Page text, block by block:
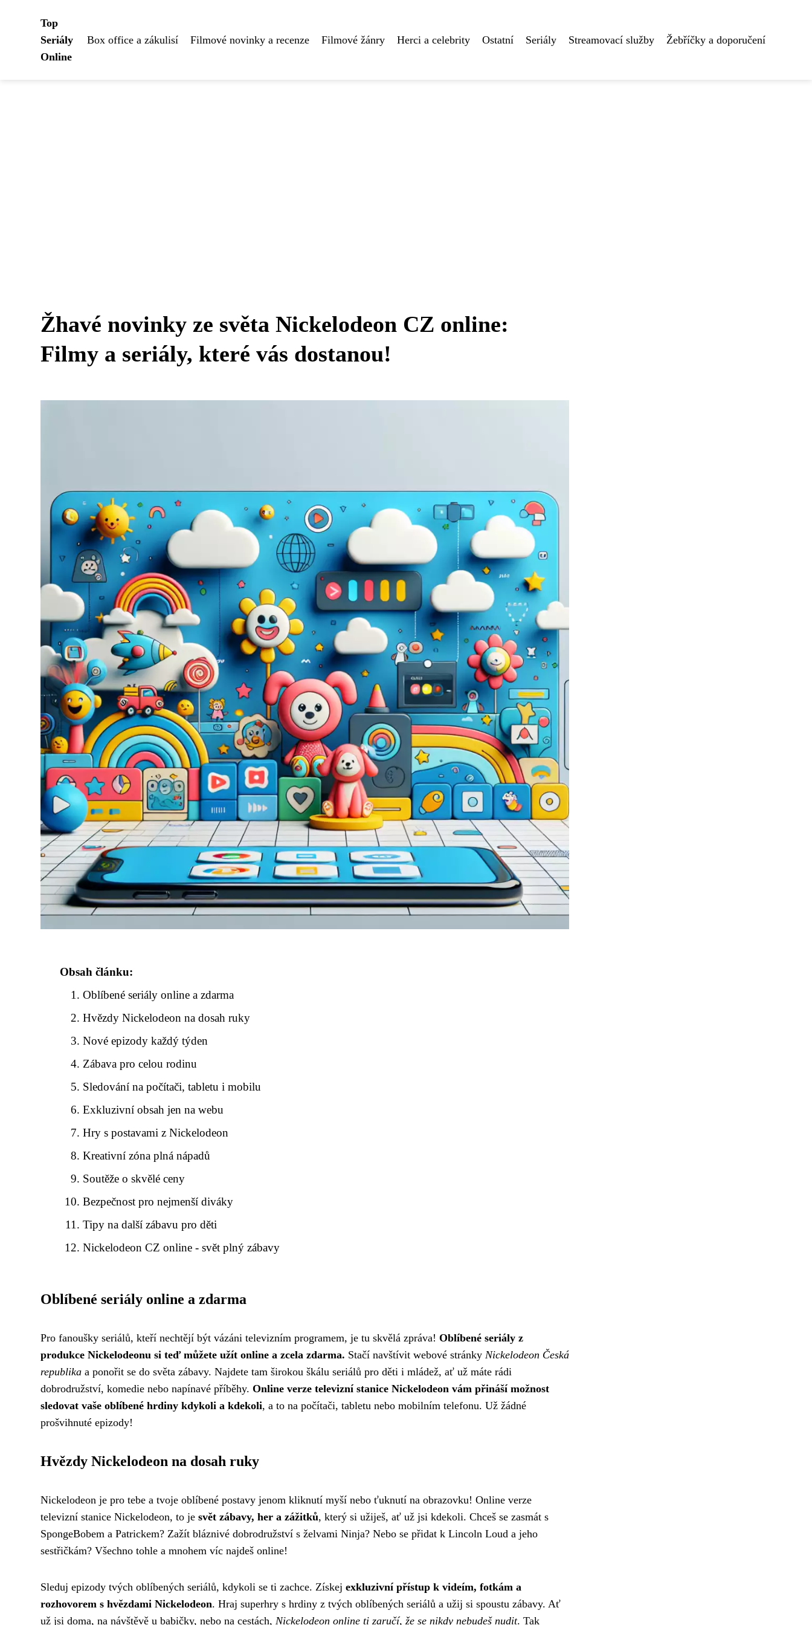
Top
Seriály
Online
Box office a zákulisí Filmové novinky a recenze Filmové žánry Herci a celebrity Ostatní Seriály Streamovací služby Žebříčky a doporučení
Žhavé novinky ze světa Nickelodeon CZ online:
Filmy a seriály, které vás dostanou!
Obsah článku:
Oblíbené seriály online a zdarma
Hvězdy Nickelodeon na dosah ruky
Nové epizody každý týden
Zábava pro celou rodinu
Sledování na počítači, tabletu i mobilu
Exkluzivní obsah jen na webu
Hry s postavami z Nickelodeon
Kreativní zóna plná nápadů
Soutěže o skvělé ceny
Bezpečnost pro nejmenší diváky
Tipy na další zábavu pro děti
Nickelodeon CZ online - svět plný zábavy
Oblíbené seriály online a zdarma
Pro fanoušky seriálů, kteří nechtějí být vázáni televizním programem, je tu skvělá zpráva! Oblíbené seriály z
produkce Nickelodeonu si teď můžete užít online a zcela zdarma. Stačí navštívit webové stránky Nickelodeon Česká
republika a ponořit se do světa zábavy. Najdete tam širokou škálu seriálů pro děti i mládež, ať už máte rádi
dobrodružství, komedie nebo napínavé příběhy. Online verze televizní stanice Nickelodeon vám přináší možnost
sledovat vaše oblíbené hrdiny kdykoli a kdekoli, a to na počítači, tabletu nebo mobilním telefonu. Už žádné
prošvihnuté epizody!
Hvězdy Nickelodeon na dosah ruky
Nickelodeon je pro tebe a tvoje oblíbené postavy jenom kliknutí myší nebo ťuknutí na obrazovku! Online verze
televizní stanice Nickelodeon, to je svět zábavy, her a zážitků, který si užiješ, ať už jsi kdekoli. Chceš se zasmát s
SpongeBobem a Patrickem? Zažít bláznivé dobrodružství s želvami Ninja? Nebo se přidat k Lincoln Loud a jeho
sestřičkám? Všechno tohle a mnohem víc najdeš online!
Sleduj epizody tvých oblíbených seriálů, kdykoli se ti zachce. Získej exkluzivní přístup k videím, fotkám a
rozhovorem s hvězdami Nickelodeon. Hraj superhry s hrdiny z tvých oblíbených seriálů a užij si spoustu zábavy. Ať
už jsi doma, na návštěvě u babičky, nebo na cestách, Nickelodeon online ti zaručí, že se nikdy nebudeš nudit. Tak